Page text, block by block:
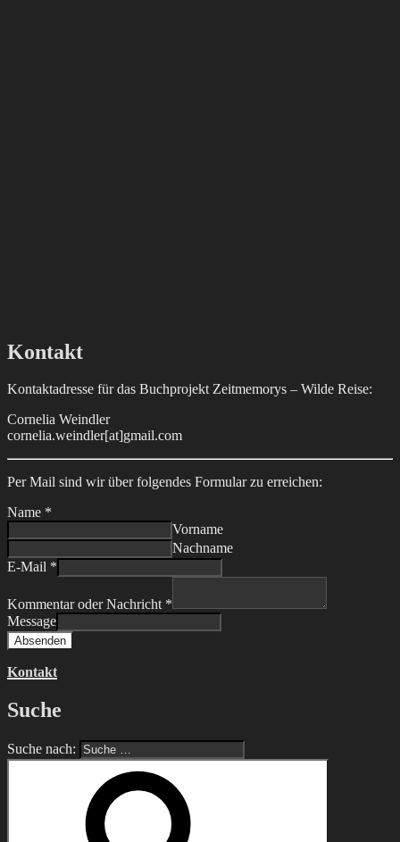
Kontakt
Kontaktadresse für das Buchprojekt Zeitmemorys – Wilde Reise:
Cornelia Weindler
cornelia.weindler[at]gmail.com
Per Mail sind wir über folgendes Formular zu erreichen:
Name *
Vorname
Nachname
E-Mail *
Kommentar oder Nachricht *
Message
Absenden
Kontakt
Suche
Suche nach: